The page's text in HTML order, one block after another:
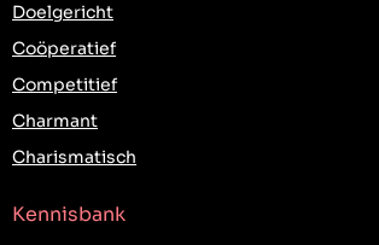
Doelgericht
Coöperatief
Competitief
Charmant
Charismatisch
Kennisbank